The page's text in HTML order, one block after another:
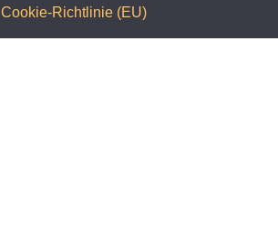
Cookie-Richtlinie (EU)